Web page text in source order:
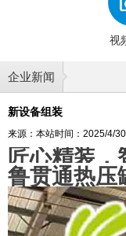
视
企业新闻
新设备组装
来源：本站时间：2025/4/
匠心精装，
鲁贯通热压